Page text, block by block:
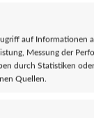
auf Informationen
Messung der
durch Statistiken
Quellen.